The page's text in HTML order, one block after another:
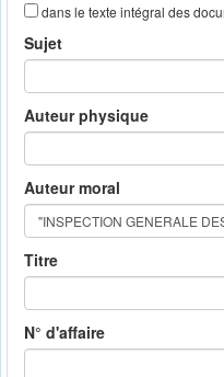
dans le texte intégral des
Sujet
Auteur physique
Auteur moral
Titre
N° d'affaire